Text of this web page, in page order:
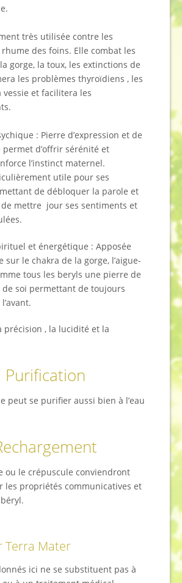
très utilisée contre les
des foins. Elle combat les
gorge, la toux, les extinctions de
les problèmes thyroïdiens , les
et facilitera les
: Pierre d’expression et de
d’offrir sérénité et
l’instinct maternel.
utile pour ses
de débloquer la parole et
mettre jour ses sentiments et
et énergétique : Apposée
sur le chakra de la gorge, l’aigue-
tous les beryls une pierre de
de soi permettant de toujours
précision , la lucidité et la
Purification
peut se purifier aussi bien à l’eau
ou le crépuscule conviendront
les propriétés communicatives et
Terra Mater
ici ne se substituent pas à